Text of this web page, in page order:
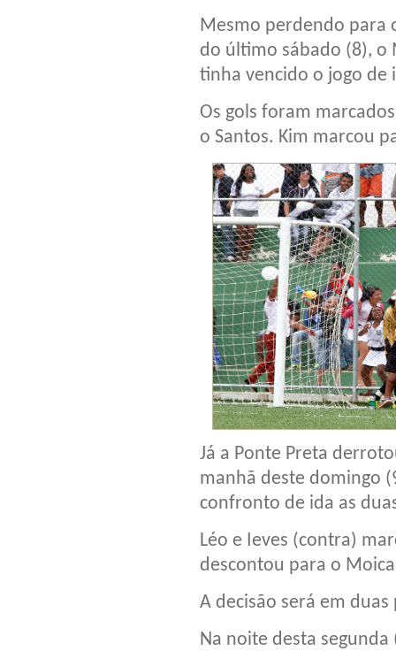
Mesmo perdendo para
do último sábado (8), o
tinha vencido o jogo de
Os gols foram
o Santos. Kim marcou
Já a Ponte Preta
manhã deste domingo
confronto de ida as
Léo e Ieves (contra)
descontou para o
A decisão será em
Na noite desta